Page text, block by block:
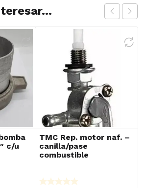
c/u
TMC Rep. motor naf. –
canilla/pase
combustible